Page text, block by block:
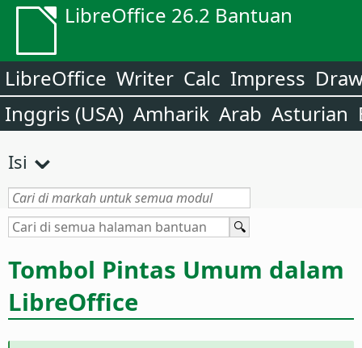
LibreOffice 26.2 Bantuan
LibreOffice Writer Calc Impress
Inggris (USA) Amharik Arab Asturian
Isi
Tombol Pintas Umum dalam
LibreOffice